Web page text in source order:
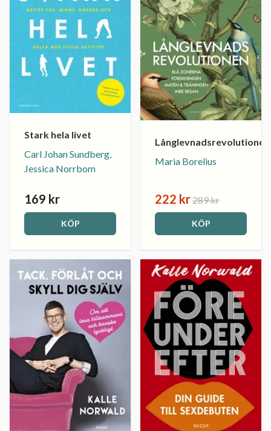
Stark hela livet
Carl Johan Sundberg,
Jessica Norrbom
169 kr
KÖP
Långlevnadsrevolutionen
Maria Borelius
222 kr289 kr
KÖP